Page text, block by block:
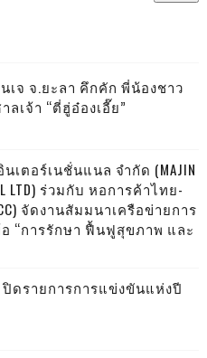
เจ จ.ยะลา คึกคัก พี่น้องชาว
เจ้า “ตี่ฮู่อ๋องเอี๊ย”
เตอร์เนชั่นแนล จำกัด (MAJIN
LTD) ร่วมกับ หอการค้าไทย-
จัดงานสัมมนาเครือข่ายการ
“การรักษา ฟื้นฟูสุขภาพ และ
ปิดรายการการแข่งขันแห่งปี